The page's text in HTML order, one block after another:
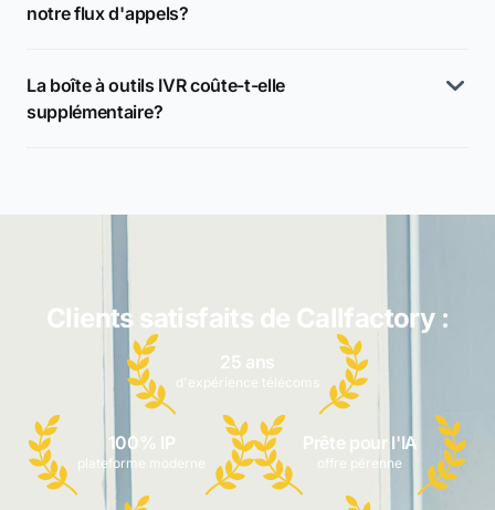
notre flux d'appels?
La boîte à outils IVR coûte-t-elle
supplémentaire?
Clients satisfaits de Callfactory :
25 ans
d'expérience télécoms
100% IP
plateforme moderne
Prête pour l'IA
offre pérenne